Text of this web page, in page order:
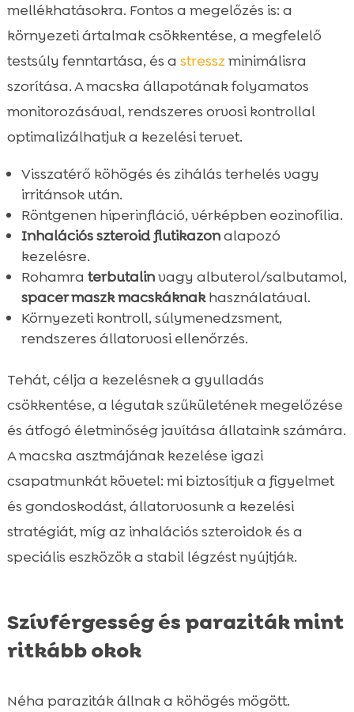
mellékhatásokra. Fontos a megelőzés is: a
környezeti ártalmak csökkentése, a megfelelő
testsúly fenntartása, és a stresszminimálisra
szorítása. A macska állapotának folyamatos
monitorozásával, rendszeres orvosi kontrollal
optimalizálhatjuk a kezelési tervet.
Visszatérő köhögés és zihálás terhelés vagy
irritánsok után.
Röntgenen hiperinfláció, vérképben eozinofília.
Inhalációs szteroidflutikazonalapozó
kezelésre.
Rohamra terbutalinvagy albuterol/salbutamol,
spacer maszk macskáknakhasználatával.
Környezeti kontroll, súlymenedzsment,
rendszeres állatorvosi ellenőrzés.
Tehát, célja a kezelésnek a gyulladás
csökkentése, a légutak szűkületének megelőzése
és átfogó életminőség javítása állataink számára.
A macska asztmájának kezelése igazi
csapatmunkát követel: mi biztosítjuk a figyelmet
és gondoskodást, állatorvosunk a kezelési
stratégiát, míg az inhalációs szteroidok és a
speciális eszközök a stabil légzést nyújtják.
Szívférgesség és paraziták mint
ritkább okok
Néha paraziták állnak a köhögés mögött.